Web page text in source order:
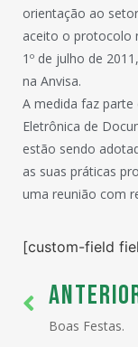
orientação ao
aceito o protocolo
1º de julho de
na Anvisa.
A medida faz
Eletrônica de
estão sendo
as suas práticas
uma reunião com
[custom-field
Boas Festas.